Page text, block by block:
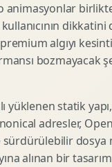
Afis Tasarimi
Brosur Tasarimi
Sosyal Medya
Sunum Tasarimi
Infografik Tasarimi
Fuaye Gorsel
Kurumsal Ilan
birlikte
algıyı
bozmayacak
yüklenen statik
adresler,
dosya
alınan bir